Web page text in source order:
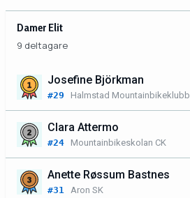
Damer Elit
9 deltagare
Josefine Björkman
#29 Halmstad Mountainbikeklubb
Clara Attermo
#24 Mountainbikeskolan CK
Anette Røssum Bastnes
#31 Aron SK